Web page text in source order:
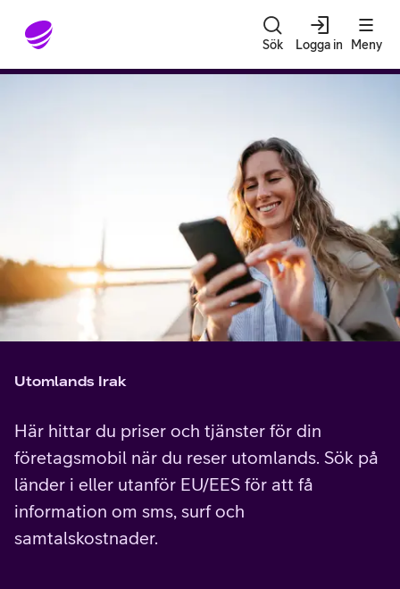
Gå till sidans innehåll
Sök Logga in Meny
Utomlands Irak
Här hittar du priser och tjänster för din
företagsmobil när du reser utomlands. Sök på
länder i eller utanför EU/EES för att få
information om sms, surf och
samtalskostnader.